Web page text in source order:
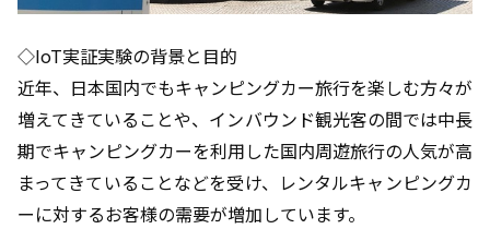
◇IoT実証実験の背景と目的
近年、日本国内でもキャンピングカー旅行を楽しむ方々が
増えてきていることや、インバウンド観光客の間では中長
期でキャンピングカーを利用した国内周遊旅行の人気が高
まってきていることなどを受け、レンタルキャンピングカ
ーに対するお客様の需要が増加しています。